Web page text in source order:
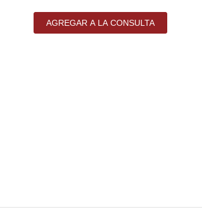
AGREGAR A LA CONSULTA